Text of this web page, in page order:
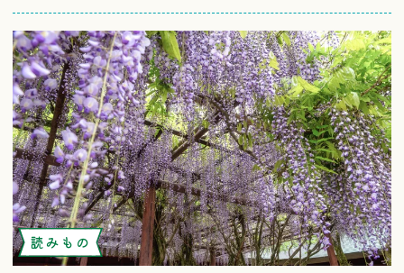
読みもの